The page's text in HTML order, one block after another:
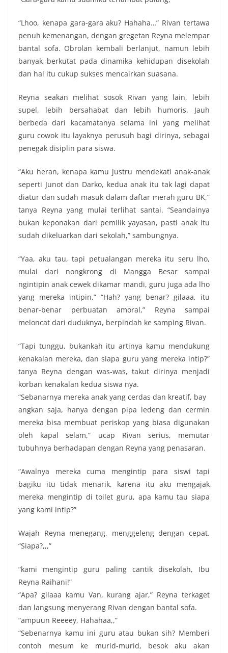
“Lhoo, kenapa gara-gara aku? Hahaha…” Rivan tertawa
penuh kemenangan, dengan gregetan Reyna melempar
bantal sofa. Obrolan kembali berlanjut, namun lebih
banyak berkutat pada dinamika kehidupan disekolah
dan hal itu cukup sukses mencairkan suasana.
Reyna seakan melihat sosok Rivan yang lain, lebih
supel, lebih bersahabat dan lebih humoris. Jauh
berbeda dari kacamatanya selama ini yang melihat
guru cowok itu layaknya perusuh bagi dirinya, sebagai
penegak disiplin para siswa.
“Aku heran, kenapa kamu justru mendekati anak-anak
seperti Junot dan Darko, kedua anak itu tak lagi dapat
diatur dan sudah masuk dalam daftar merah guru BK,”
tanya Reyna yang mulai terlihat santai. “Seandainya
bukan keponakan dari pemilik yayasan, pasti anak itu
sudah dikeluarkan dari sekolah,” sambungnya.
“Yaa, aku tau, tapi petualangan mereka itu seru lho,
mulai dari nongkrong di Mangga Besar sampai
ngintipin anak cewek dikamar mandi, guru juga ada lho
yang mereka intipin,” “Hah? yang benar? gilaaa, itu
benar-benar perbuatan amoral,” Reyna sampai
meloncat dari duduknya, berpindah ke samping Rivan.
“Tapi tunggu, bukankah itu artinya kamu mendukung
kenakalan mereka, dan siapa guru yang mereka intip?”
tanya Reyna dengan was-was, takut dirinya menjadi
korban kenakalan kedua siswa nya.
“Sebanarnya mereka anak yang cerdas dan kreatif, bay
angkan saja, hanya dengan pipa ledeng dan cermin
mereka bisa membuat periskop yang biasa digunakan
oleh kapal selam,” ucap Rivan serius, memutar
tubuhnya berhadapan dengan Reyna yang penasaran.
“Awalnya mereka cuma mengintip para siswi tapi
bagiku itu tidak menarik, karena itu aku mengajak
mereka mengintip di toilet guru, apa kamu tau siapa
yang kami intip?”
Wajah Reyna menegang, menggeleng dengan cepat.
“Siapa?,,,”
“kami mengintip guru paling cantik disekolah, Ibu
Reyna Raihani!”
“Apa? gilaaa kamu Van, kurang ajar,” Reyna terkaget
dan langsung menyerang Rivan dengan bantal sofa.
“ampuun Reeeey, Hahahaa,,”
“Sebenarnya kamu ini guru atau bukan sih? Memberi
contoh mesum ke murid-murid, besok aku akan